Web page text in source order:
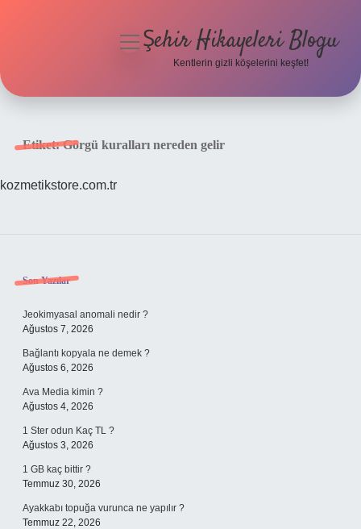
menüyüŞehir Hikayeleri Blogu
Kentlerin gizli köşelerini keşfet!
Etiket:Görgü kuralları nereden gelir
kozmetikstore.com.tr
Sidebar
Son Yazılar
Jeokimyasal anomali nedir ?
Ağustos 7, 2026
Bağlantı kopyala ne demek ?
Ağustos 6, 2026
Ava Media kimin ?
Ağustos 4, 2026
1 Ster odun Kaç TL ?
Ağustos 3, 2026
1 GB kaç bittir ?
Temmuz 30, 2026
Ayakkabı topuğa vurunca ne yapılır ?
Temmuz 22, 2026